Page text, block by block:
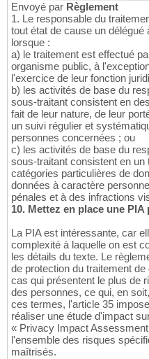
Envoyé par Règlement
1. Le responsable du
tout état de cause un délégué
lorsque :
a) le traitement est effectué
organisme public, à
l'exercice de leur fonction
b) les activités de base du
sous-traitant consistent en
fait de leur nature, de leur
un suivi régulier et
personnes concernées ; ou
c) les activités de base du
sous-traitant consistent en un
catégories particulières de
données à caractère
pénales et à des infractions
10. Mettez en place une
La PIA est intéressante, car
complexité à laquelle on est
les détails du texte. Le
de protection du traitement
cas qui présentent le plus de
des personnes, ce qui, en
ces termes, l'article 35
réaliser une étude d'impact
« Privacy Impact
l'ensemble des risques
maîtrisés.